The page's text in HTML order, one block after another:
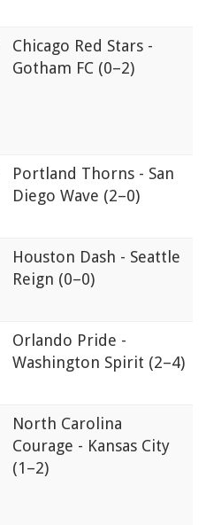
Chicago Red Stars -
Gotham FC (0–2)
Portland Thorns - San
Diego Wave (2–0)
Houston Dash - Seattle
Reign (0–0)
Orlando Pride -
Washington Spirit (2–4)
North Carolina
Courage - Kansas City
(1–2)